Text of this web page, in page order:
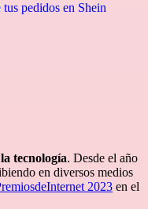
pedidos en Shein
tecnología. Desde el año
en diversos medios
2023 en el